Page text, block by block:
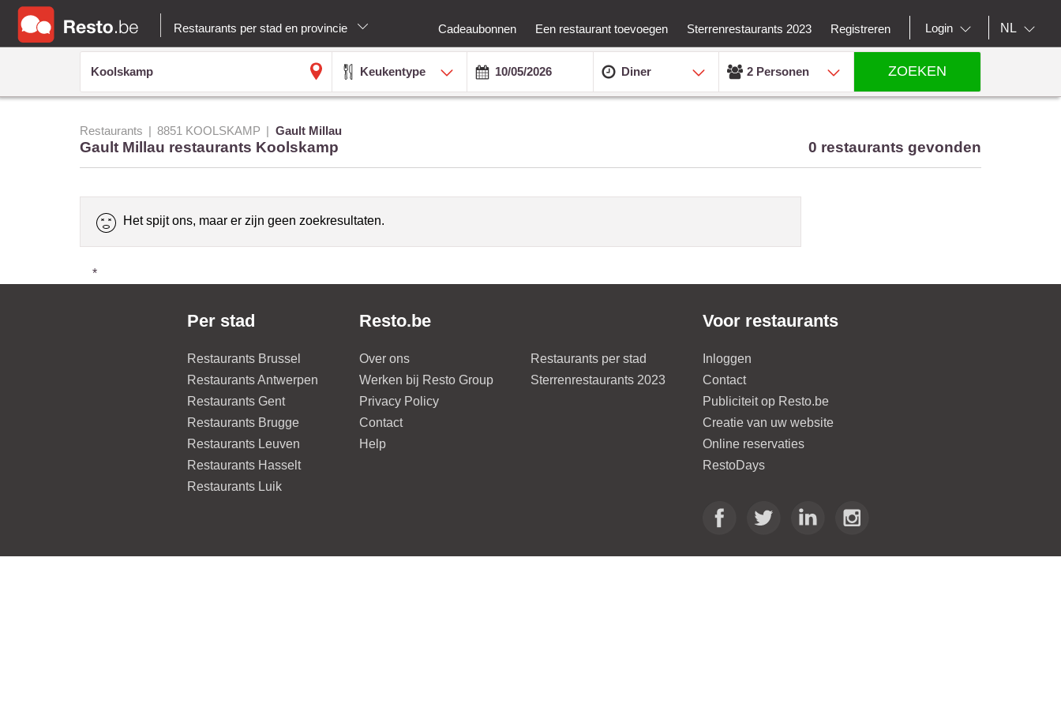
Restaurants per stad en provincie Cadeaubonnen Een restaurant toevoegen Sterrenrestaurants 2023 Registreren Login NL
Keukentype Diner 2 Personen ZOEKEN
Restaurants 8851 KOOLSKAMP Gault Millau
Gault Millau restaurants Koolskamp 0 restaurants gevonden
Het spijt ons, maar er zijn geen zoekresultaten.
*
Per stad
Restaurants Brussel
Restaurants Antwerpen
Restaurants Gent
Restaurants Brugge
Restaurants Leuven
Restaurants Hasselt
Restaurants Luik
Resto.be
Over ons
Werken bij Resto Group
Privacy Policy
Contact
Help
Restaurants per stad
Sterrenrestaurants 2023
Voor restaurants
Inloggen
Contact
Publiciteit op Resto.be
Creatie van uw website
Online reservaties
RestoDays